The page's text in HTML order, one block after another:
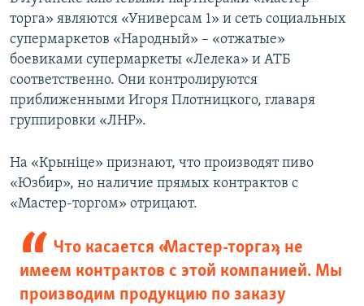
торга» являются «Универсам 1» и сеть социальных
супермаркетов «Народный» – «отжатые»
боевиками супермаркеты «Лелека» и АТБ
соответственно. Они контролируются
приближенными Игоря Плотницкого, главаря
группировки «ЛНР».
На «Крыніце» признают, что производят пиво
«Юзбир», но наличие прямых контрактов с
«Мастер-торгом» отрицают.
Что касается «Мастер-торга», не
имеем контрактов с этой компанией. Мы
производим продукцию по заказу